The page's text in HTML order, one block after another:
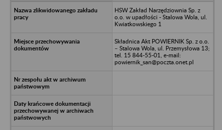
HSW Zakład Narzędziownia Sp. z
o.o. w upadłości - Stalowa Wola, ul.
Kwiatkowskiego 1
Składnica Akt POWIERNIK Sp. z o.o.
– Stalowa Wola, ul. Przemysłowa 13;
tel. 15 844-55-01, e-mail:
powiernik_san@poczta.onet.pl